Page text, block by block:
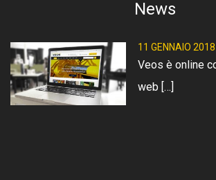
News
11 GENNAIO 2018
Veos è online
web […]